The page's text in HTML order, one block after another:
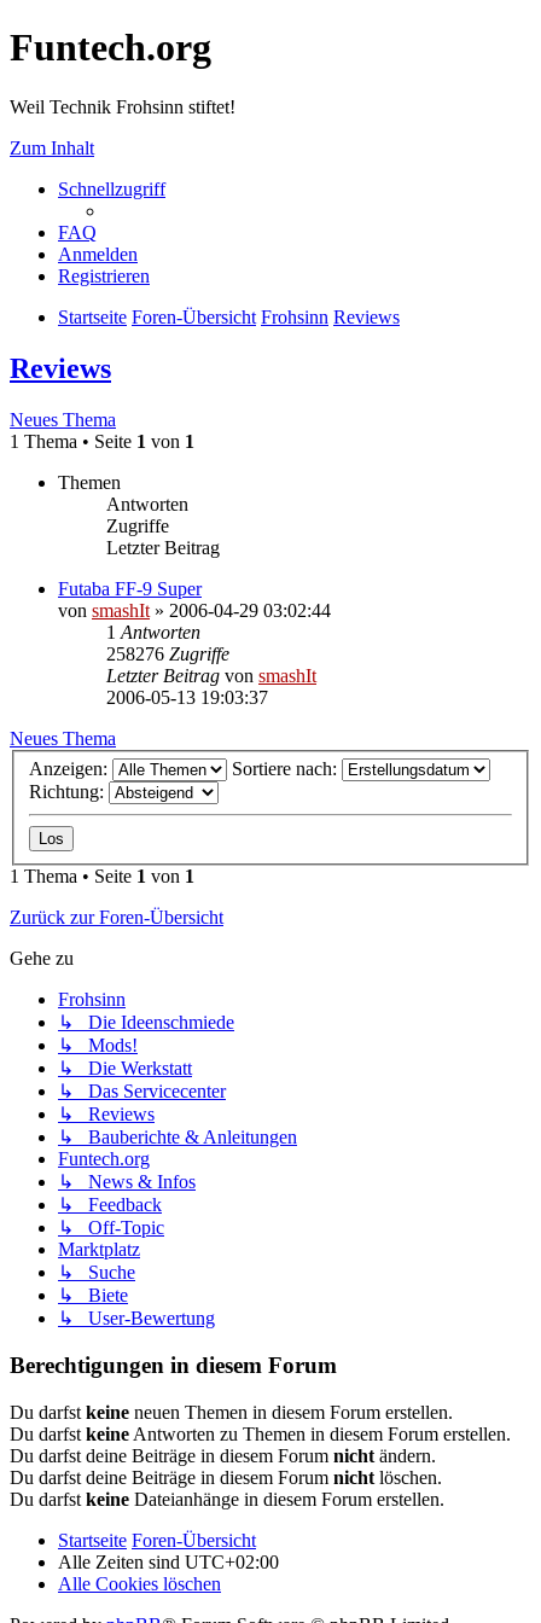
Funtech.org
Weil Technik Frohsinn stiftet!
Zum Inhalt
Schnellzugriff
FAQ
Anmelden
Registrieren
Startseite Foren-Übersicht Frohsinn Reviews
Reviews
Neues Thema
1 Thema • Seite 1 von 1
Themen
Antworten
Zugriffe
Letzter Beitrag
Futaba FF-9 Super
von smashIt » 2006-04-29 03:02:44
1 Antworten
258276 Zugriffe
Letzter Beitrag von smashIt
2006-05-13 19:03:37
Neues Thema
Anzeigen:
Sortiere nach:
Richtung:
1 Thema • Seite 1 von 1
Zurück zur Foren-Übersicht
Gehe zu
Frohsinn
↳ Die Ideenschmiede
↳ Mods!
↳ Die Werkstatt
↳ Das Servicecenter
↳ Reviews
↳ Bauberichte & Anleitungen
Funtech.org
↳ News & Infos
↳ Feedback
↳ Off-Topic
Marktplatz
↳ Suche
↳ Biete
↳ User-Bewertung
Berechtigungen in diesem Forum
Du darfst keine neuen Themen in diesem Forum erstellen.
Du darfst keine Antworten zu Themen in diesem Forum erstellen.
Du darfst deine Beiträge in diesem Forum nicht ändern.
Du darfst deine Beiträge in diesem Forum nicht löschen.
Du darfst keine Dateianhänge in diesem Forum erstellen.
Startseite Foren-Übersicht
Alle Zeiten sind UTC+02:00
Alle Cookies löschen